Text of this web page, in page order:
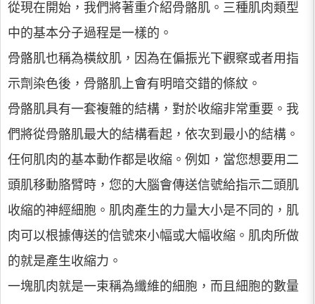
從現在開始，我們將著重介紹骨骼肌。三種肌肉類型
中的基本分子過程是一樣的。
骨骼肌也稱為橫紋肌，因為在偏振光下觀察或者用指
示劑染色後，骨骼肌上會有明暗交錯的條紋。
骨骼肌具有一套複雜的結構，對於收縮非常重要。我
們將從骨骼肌最大的結構看起，依次到最小的結構。
任何肌肉的基本動作都是收縮。例如，當您想要用二
頭肌移動胳臂時，您的大腦會傳送信號給指示二頭肌
收縮的神經細胞。肌肉產生的力量大小是不同的，肌
肉可以根據傳送的信號來小幅或大幅收縮。肌肉所做
的就是產生收縮力。
一塊肌肉就是一束稱為纖維的細胞，而且細胞的數量